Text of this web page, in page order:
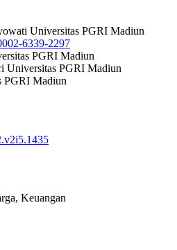
Universitas PGRI Madiun
6339-2297
PGRI Madiun
Universitas PGRI Madiun
PGRI Madiun
Keuangan